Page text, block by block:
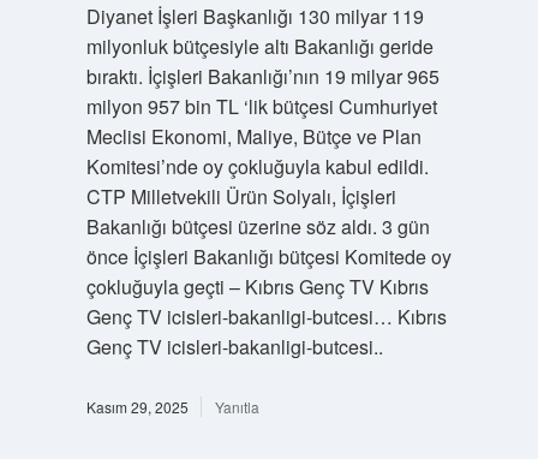
Diyanet İşleri Başkanlığı 130 milyar 119
milyonluk bütçesiyle altı Bakanlığı geride
bıraktı. İçişleri Bakanlığı’nın 19 milyar 965
milyon 957 bin TL ‘lik bütçesi Cumhuriyet
Meclisi Ekonomi, Maliye, Bütçe ve Plan
Komitesi’nde oy çokluğuyla kabul edildi.
CTP Milletvekili Ürün Solyalı, İçişleri
Bakanlığı bütçesi üzerine söz aldı. 3 gün
önce İçişleri Bakanlığı bütçesi Komitede oy
çokluğuyla geçti – Kıbrıs Genç TV Kıbrıs
Genç TV icisleri-bakanligi-butcesi… Kıbrıs
Genç TV icisleri-bakanligi-butcesi..
Kasım 29, 2025 Yanıtla